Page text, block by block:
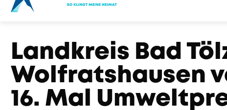
Landkreis Bad
Wolfratshausen
16. Mal